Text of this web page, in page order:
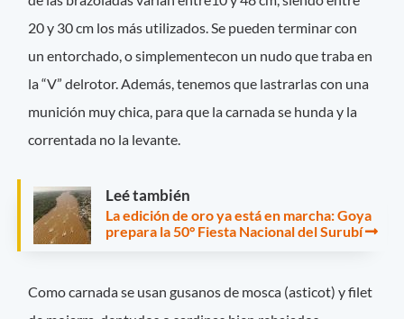
20 y 30 cm los más utilizados. Se pueden terminar con
un entorchado, o simplementecon un nudo que traba en
la “V” delrotor. Además, tenemos que lastrarlas con una
munición muy chica, para que la carnada se hunda y la
correntada no la levante.
Leé también
La edición de oro ya está en marcha: Goya
prepara la 50° Fiesta Nacional del Surubí
Como carnada se usan gusanos de mosca (asticot) y filet